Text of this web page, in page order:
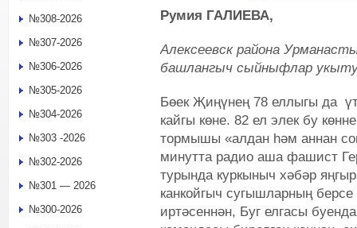
Румия ГАЛИЕВА,
Алексеевск района
башлангыч сыйныфлар
Бөек Җиңүнең 78 еллыгы да
кайгы көне. 82 ел элек бу
тормышы «алдан һәм аннан
минутта радио аша фашист
турында куркыныч хәбәр
канкойгыч сугышларның
иртәсеннән, Буг елгасы
№308-2026
№307-2026
№306-2026
№305-2026
№304-2026
№303 -2026
№302-2026
№301 — 2026
№300-2026